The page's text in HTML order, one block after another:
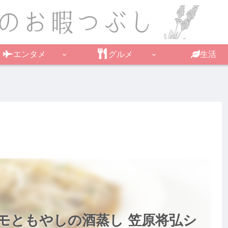
エンタメ グルメ 生活
ともやしの酒蒸し 笠原将弘シ